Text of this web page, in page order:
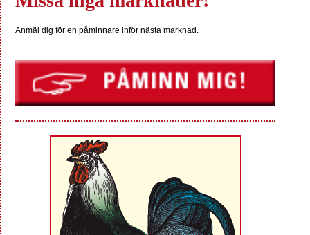
Anmäl dig för en påminnare inför nästa marknad.